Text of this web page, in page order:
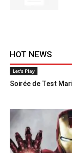
HOT NEWS
Let's Play
Soirée de Test